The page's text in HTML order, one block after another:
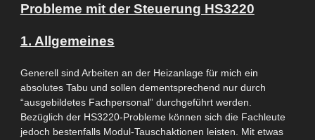
Probleme mit der Steuerung HS3220
1. Allgemeines
Generell sind Arbeiten an der Heizanlage für mich ein
absolutes Tabu und sollen dementsprechend nur durch
“ausgebildetes Fachpersonal” durchgeführt werden.
Bezüglich der HS3220-Problemekönnen sich die Fachleute
jedoch bestenfalls Modul-Tauschaktionen leisten. Mit etwas